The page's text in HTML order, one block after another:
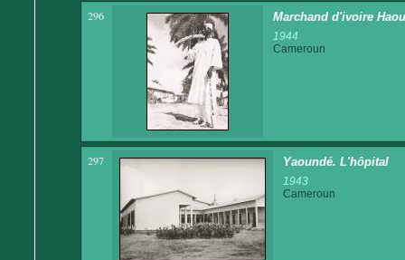
296 Marchand d'ivoire
1944
Cameroun
297 Yaoundé. L'hôpital
1943
Cameroun